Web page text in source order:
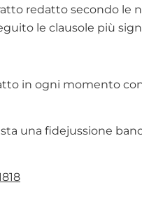
redatto secondo le
le clausole più
in ogni momento
una fidejussione